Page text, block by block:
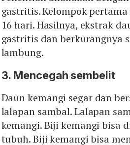
gastritis. Kelompok
16 hari. Hasilnya, ekstrak
gastritis dan berkurangnya
lambung.
3. Mencegah sembelit
Daun kemangi segar dan
lalapan sambal. Lalapan
kemangi. Biji kemangi bisa
tubuh. Biji kemangi bisa